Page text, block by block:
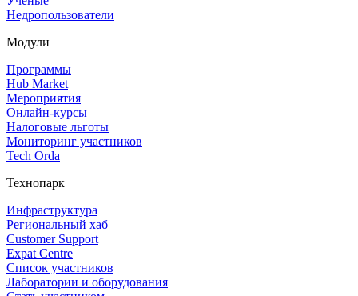
Недропользователи
Модули
Программы
Hub Market
Мероприятия
Онлайн‑курсы
Налоговые льготы
Мониторинг участников
Tech Orda
Технопарк
Инфраструктура
Региональный хаб
Customer Support
Expat Centre
Список участников
Лаборатории и оборудования